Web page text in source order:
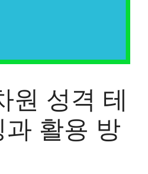
원 성격 테
활용 방